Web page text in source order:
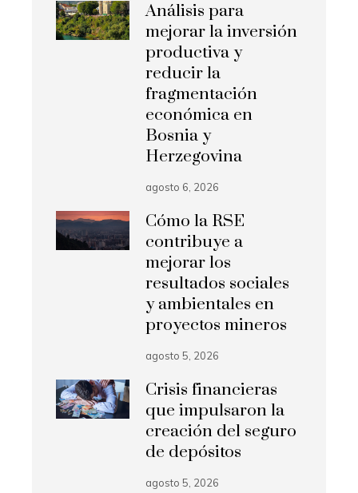
Análisis para
mejorar la inversión
productiva y
reducir la
fragmentación
económica en
Bosnia y
Herzegovina
agosto 6, 2026
Cómo la RSE
contribuye a
mejorar los
resultados sociales
y ambientales en
proyectos mineros
agosto 5, 2026
Crisis financieras
que impulsaron la
creación del seguro
de depósitos
agosto 5, 2026